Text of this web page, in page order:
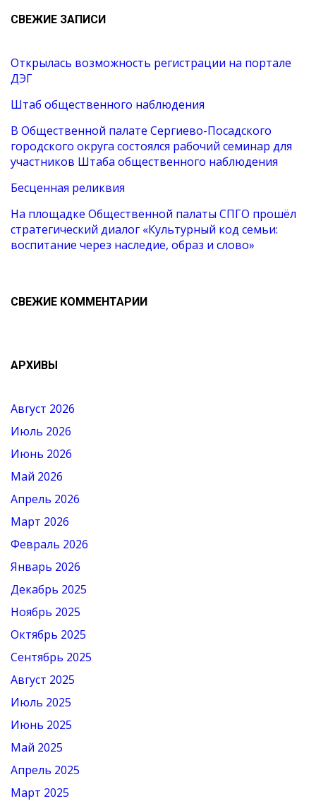
СВЕЖИЕ ЗАПИСИ
Открылась возможность регистрации на портале
ДЭГ
Штаб общественного наблюдения
В Общественной палате Сергиево-Посадского
городского округа состоялся рабочий семинар для
участников Штаба общественного наблюдения
Бесценная реликвия
На площадке Общественной палаты СПГО прошёл
стратегический диалог «Культурный код семьи:
воспитание через наследие, образ и слово»
СВЕЖИЕ КОММЕНТАРИИ
АРХИВЫ
Август 2026
Июль 2026
Июнь 2026
Май 2026
Апрель 2026
Март 2026
Февраль 2026
Январь 2026
Декабрь 2025
Ноябрь 2025
Октябрь 2025
Сентябрь 2025
Август 2025
Июль 2025
Июнь 2025
Май 2025
Апрель 2025
Март 2025